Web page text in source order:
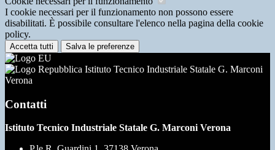
I cookie necessari per il funzionamento non possono essere
disabilitati. È possibile consultare l'elenco nella pagina della cookie
policy.
Accetta tutti Salva le preferenze
Istituto Tecnico Industriale Statale G. Marconi
Verona
Contatti
Istituto Tecnico Industriale Statale G. Marconi Verona